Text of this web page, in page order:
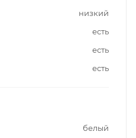
низкий
есть
есть
есть
белый